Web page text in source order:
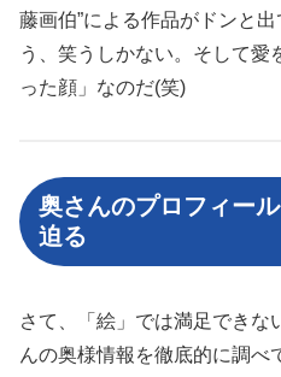
藤画伯”による作品がドンと
う、笑うしかない。そして愛
った顔」なのだ(笑)
奥さんのプロフィー
迫る
さて、「絵」では満足できな
んの奥様情報を徹底的に調べ